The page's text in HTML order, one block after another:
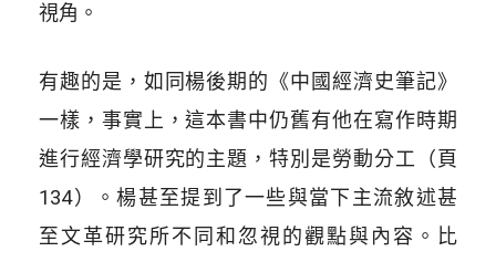
視角。
有趣的是，如同楊後期的《中國經濟史筆記》
一樣，事實上，這本書中仍舊有他在寫作時期
進行經濟學研究的主題，特別是勞動分工（頁
134）。楊甚至提到了一些與當下主流敘述甚
至文革研究所不同和忽視的觀點與內容。比